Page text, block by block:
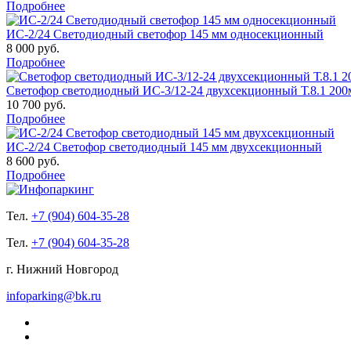
Подробнее
ИС-2/24 Светодиодный светофор 145 мм односекционный
8 000 руб.
Подробнее
Светофор светодиодный ИС-3/12-24 двухсекционный Т.8.1
10 700 руб.
Подробнее
ИС-2/24 Светофор светодиодный 145 мм двухсекционный
8 600 руб.
Подробнее
Тел. +7 (904) 604-35-28
Тел. +7 (904) 604-35-28
г. Нижний Новгород
infoparking@bk.ru